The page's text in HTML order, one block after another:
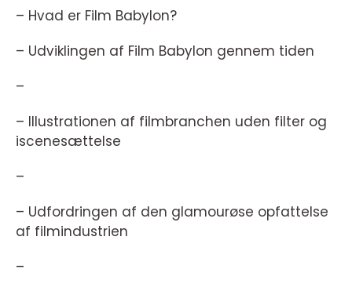
– Hvad er Film Babylon?
– Udviklingen af Film Babylon gennem tiden
–
– Illustrationen af filmbranchen uden filter og
iscenesættelse
–
– Udfordringen af den glamourøse opfattelse
af filmindustrien
–